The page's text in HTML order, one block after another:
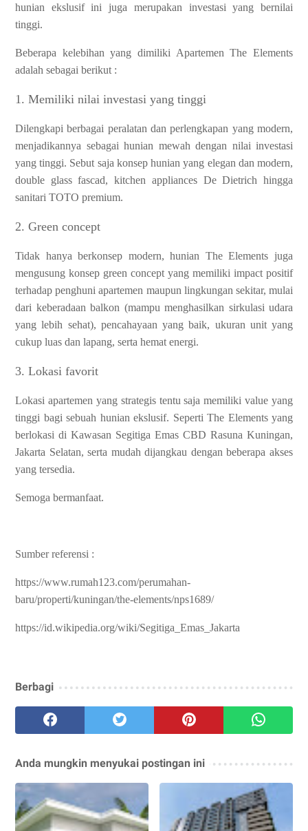
hunian ekslusif ini juga merupakan investasi yang bernilai
tinggi.
Beberapa kelebihan yang dimiliki Apartemen The Elements
adalah sebagai berikut :
1. Memiliki nilai investasi yang tinggi
Dilengkapi berbagai peralatan dan perlengkapan yang modern,
menjadikannya sebagai hunian mewah dengan nilai investasi
yang tinggi. Sebut saja konsep hunian yang elegan dan modern,
double glass fascad, kitchen appliances De Dietrich hingga
sanitari TOTO premium.
2. Green concept
Tidak hanya berkonsep modern, hunian The Elements juga
mengusung konsep green concept yang memiliki impact positif
terhadap penghuni apartemen maupun lingkungan sekitar, mulai
dari keberadaan balkon (mampu menghasilkan sirkulasi udara
yang lebih sehat), pencahayaan yang baik, ukuran unit yang
cukup luas dan lapang, serta hemat energi.
3. Lokasi favorit
Lokasi apartemen yang strategis tentu saja memiliki value yang
tinggi bagi sebuah hunian ekslusif. Seperti The Elements yang
berlokasi di Kawasan Segitiga Emas CBD Rasuna Kuningan,
Jakarta Selatan, serta mudah dijangkau dengan beberapa akses
yang tersedia.
Semoga bermanfaat.
Sumber referensi :
https://www.rumah123.com/perumahan-
baru/properti/kuningan/the-elements/nps1689/
https://id.wikipedia.org/wiki/Segitiga_Emas_Jakarta
Berbagi
Anda mungkin menyukai postingan ini